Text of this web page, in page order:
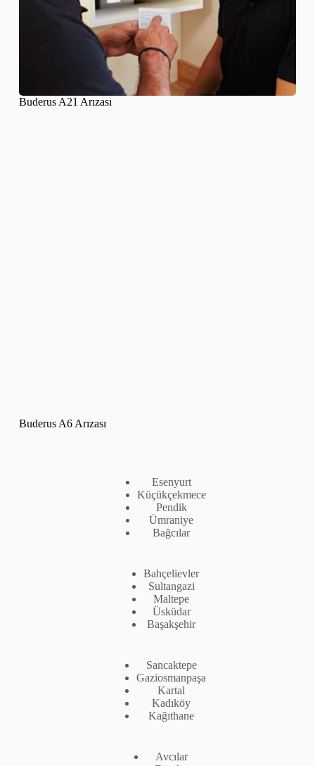
Buderus A21 Arızası
Buderus A6 Arızası
Esenyurt
Küçükçekmece
Pendik
Ümraniye
Bağcılar
Bahçelievler
Sultangazi
Maltepe
Üsküdar
Başakşehir
Sancaktepe
Gaziosmanpaşa
Kartal
Kadıköy
Kağıthane
Avcılar